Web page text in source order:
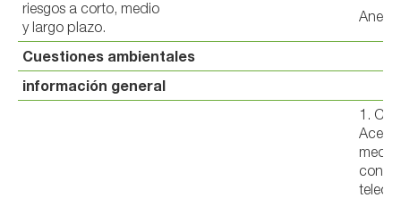
riesgos a corto, medio
y largo plazo.
Anexo
Cuestiones ambientales
información general
1.